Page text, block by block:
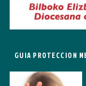
GUIA PROTECCION